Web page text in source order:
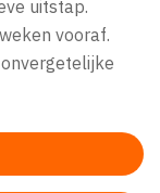
uitstap.
vooraf.